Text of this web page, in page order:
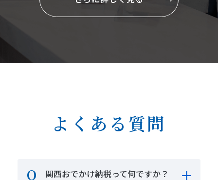
よくある質問
関西おでかけ納税って何ですか？